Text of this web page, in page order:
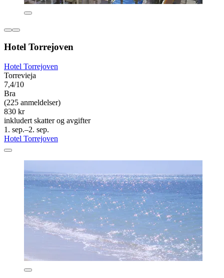
Hotel Torrejoven
Hotel Torrejoven
Torrevieja
7,4/10
Bra
(225 anmeldelser)
830 kr
inkludert skatter og avgifter
1. sep.–2. sep.
Hotel Torrejoven